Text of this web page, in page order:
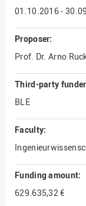
01.10.2016 -
Proposer:
Prof. Dr. Arno
Third-party
BLE
Faculty:
Funding amount:
629.635,32 €